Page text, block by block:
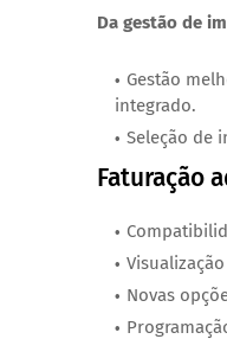
Da gestão de
Gestão
integrado.
Seleção de
Faturação
Novas